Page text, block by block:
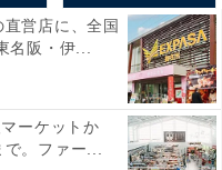
直営店に、全国
名阪・伊...
ーケットか
。ファー...